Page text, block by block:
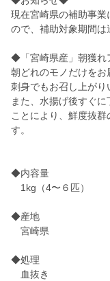
現在宮崎県の補助事
ので、補助対象期間は
◆「宮崎県産」朝獲れ
朝どれのモノだけを
刺身でもお召し上がり
また、水揚げ後すぐ
ことにより、鮮度抜
す。
◆内容量
1kg（4〜６匹）
◆産地
宮崎県
◆処理
血抜き